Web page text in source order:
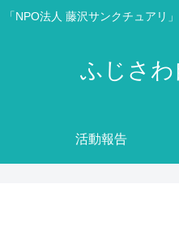
「NPO法人 藤沢サンクチュアリ
ふじさわ
活動報告